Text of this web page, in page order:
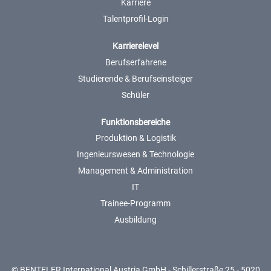
Karriere
Talentprofil-Login
Karrierelevel
Berufserfahrene
Studierende & Berufseinsteiger
Schüler
Funktionsbereiche
Produktion & Logistik
Ingenieurswesen & Technologie
Management & Administration
IT
Trainee-Programm
Ausbildung